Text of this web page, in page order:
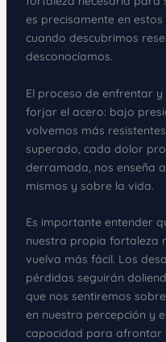
es precisamente en
cuando descubrimos
desconocíamos.
El proceso de enfrentar
forjar el acero: bajo
volvemos más
superado, cada dolor
derramada, nos enseña
mismos y sobre la vida.
Es importante entender
nuestra propia fortaleza
vuelva más fácil. Los
pérdidas seguirán
que nos sentiremos
en nuestra percepción y
capacidad para afrontar